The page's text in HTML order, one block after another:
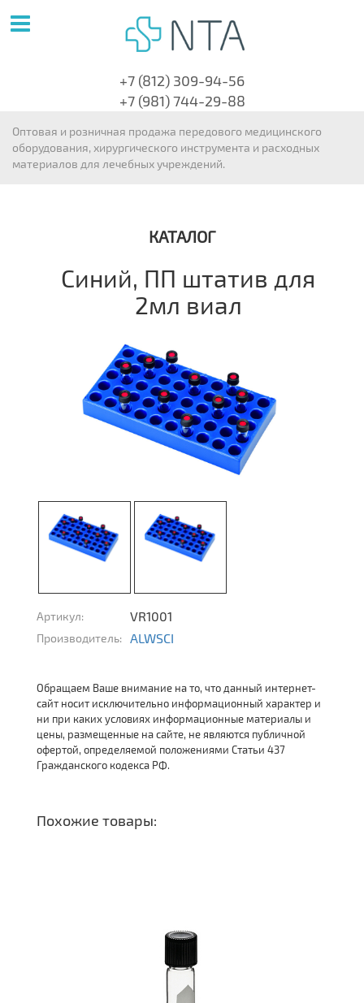
+7 (812) 309-94-56
+7 (981) 744-29-88
Оптовая и розничная продажа передового медицинского
оборудования, хирургического инструмента и расходных
материалов для лечебных учреждений.
КАТАЛОГ
Синий, ПП штатив для
2мл виал
Артикул: VR1001
Производитель: ALWSCI
Обращаем Ваше внимание на то, что данный интернет-
сайт носит исключительно информационный характер и
ни при каких условиях информационные материалы и
цены, размещенные на сайте, не являются публичной
офертой, определяемой положениями Статьи 437
Гражданского кодекса РФ.
Похожие товары: